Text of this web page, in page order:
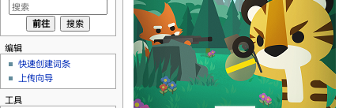
编辑
快速创建词条
上传向导
工具